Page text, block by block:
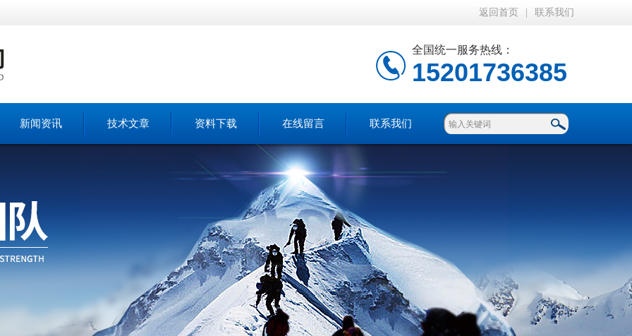
返回首页 联系我们
全国统一服务热线：
15201736385
新闻资讯 技术文章 资料下载 在线留言 联系我们